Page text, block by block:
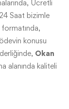
Ücretli
Saat bizimle
konusu
Okan
alanında kaliteli